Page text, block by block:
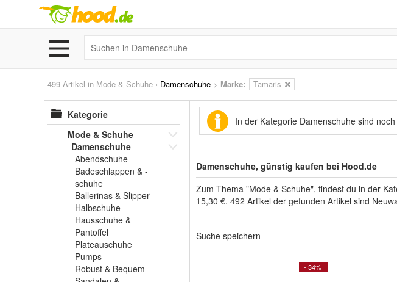
499 Artikel in Mode & Schuhe › Damenschuhe > Marke: Tamaris
Kategorie
Mode & Schuhe
Damenschuhe
Abendschuhe
Badeschlappen & -
schuhe
Ballerinas & Slipper
Halbschuhe
Hausschuhe &
Pantoffel
Plateauschuhe
Pumps
Robust & Bequem
In der Kategorie Damenschuhe sind noch
Damenschuhe, günstig kaufen bei Hood.de
Zum Thema "Mode & Schuhe", findest du in der
15,30 €. 492 Artikel der gefunden Artikel sind
Suche speichern
- 34%